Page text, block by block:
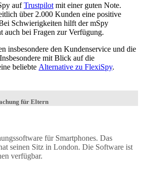
aufTrustpilot mit einer guten Note.
über 2.000 Kunden eine positive
Schwierigkeiten hilft der mSpy
auch bei Fragen zur Verfügung.
insbesondere den Kundenservice und die
mit Blick auf die
beliebte Alternative zu FlexiSpy.
für Eltern
für Smartphones. Das
seinen Sitz in London. Die Software ist
verfügbar.